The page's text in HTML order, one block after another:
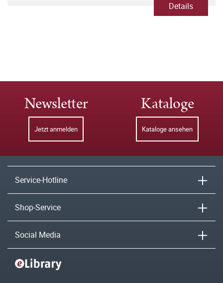
Details
Newsletter
Jetzt anmelden
Kataloge
Kataloge ansehen
Service-Hotline
Shop-Service
Social Media